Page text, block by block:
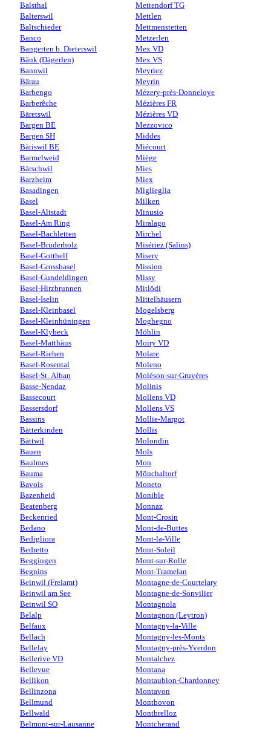
Balsthal
Balterswil
Baltschieder
Banco
Bangerten b. Dieterswil
Bänk (Dägerlen)
Bannwil
Bärau
Barbengo
Barberêche
Bäretswil
Bargen BE
Bargen SH
Bäriswil BE
Barmelweid
Bärschwil
Barzheim
Basadingen
Basel
Basel-Altstadt
Basel-Am Ring
Basel-Bachletten
Basel-Bruderholz
Basel-Gotthelf
Basel-Grossbasel
Basel-Gundeldingen
Basel-Hirzbrunnen
Basel-Iselin
Basel-Kleinbasel
Basel-Kleinhüningen
Basel-Klybeck
Basel-Matthäus
Basel-Riehen
Basel-Rosental
Basel-St. Alban
Basse-Nendaz
Bassecourt
Bassersdorf
Bassins
Bätterkinden
Bättwil
Bauen
Baulmes
Bauma
Bavois
Bazenheid
Beatenberg
Beckenried
Bedano
Bedigliora
Bedretto
Beggingen
Begnins
Beinwil (Freiamt)
Beinwil am See
Beinwil SO
Belalp
Belfaux
Bellach
Bellelay
Bellerive VD
Bellevue
Bellikon
Bellinzona
Bellmund
Bellwald
Belmont-sur-Lausanne
Mettendorf TG
Mettlen
Mettmenstetten
Metzerlen
Mex VD
Mex VS
Meyriez
Meyrin
Mézery-près-Donneloye
Mézières FR
Mézières VD
Mezzovico
Middes
Miécourt
Miège
Mies
Miex
Miglieglia
Milken
Minusio
Miralago
Mirchel
Misériez (Salins)
Misery
Mission
Missy
Mitlödi
Mittelhäusern
Mogelsberg
Moghegno
Möhlin
Moiry VD
Molare
Moleno
Moléson-sur-Gruyères
Molinis
Mollens VD
Mollens VS
Mollie-Margot
Mollis
Molondin
Mols
Mon
Mönchaltorf
Moneto
Monible
Monnaz
Mont-Crosin
Mont-de-Buttes
Mont-la-Ville
Mont-Soleil
Mont-sur-Rolle
Mont-Tramelan
Montagne-de-Courtelary
Montagne-de-Sonvilier
Montagnola
Montagnon (Leytron)
Montagny-la-Ville
Montagny-les-Monts
Montagny-près-Yverdon
Montalchez
Montana
Montaubion-Chardonney
Montavon
Montbovon
Montbrelloz
Montcherand